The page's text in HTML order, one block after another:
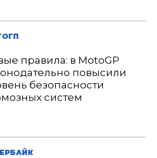
правила: в MotoGP
повысили
безопасности
систем